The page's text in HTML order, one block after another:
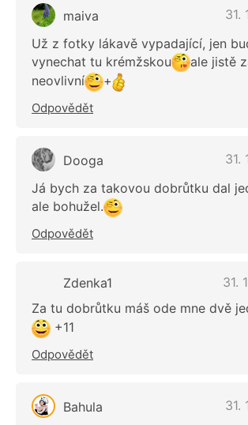
maiva
31.
Už z fotky lákavě vypadající, jen
vynechat tu krémžskou
ale jistě
neovlivní
+
Odpovědět
Dooga
31.
Já bych za takovou dobrůtku dal
ale bohužel.
Odpovědět
Zdenka1
31.
Za tu dobrůtku máš ode mne dvě
+11
Odpovědět
Bahula
31.